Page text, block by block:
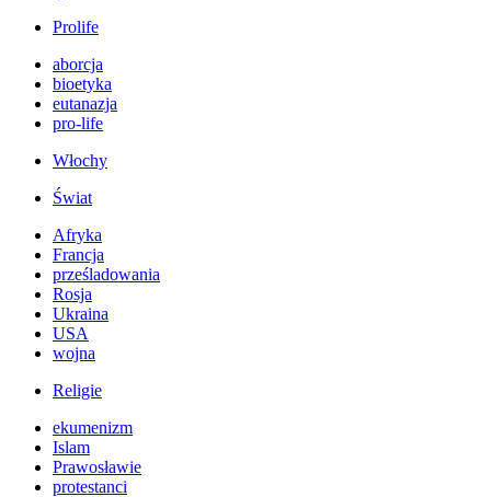
Prolife
aborcja
bioetyka
eutanazja
pro-life
Włochy
Świat
Afryka
Francja
prześladowania
Rosja
Ukraina
USA
wojna
Religie
ekumenizm
Islam
Prawosławie
protestanci